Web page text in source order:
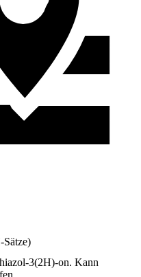
Sätze)
3(2H)-on. Kann